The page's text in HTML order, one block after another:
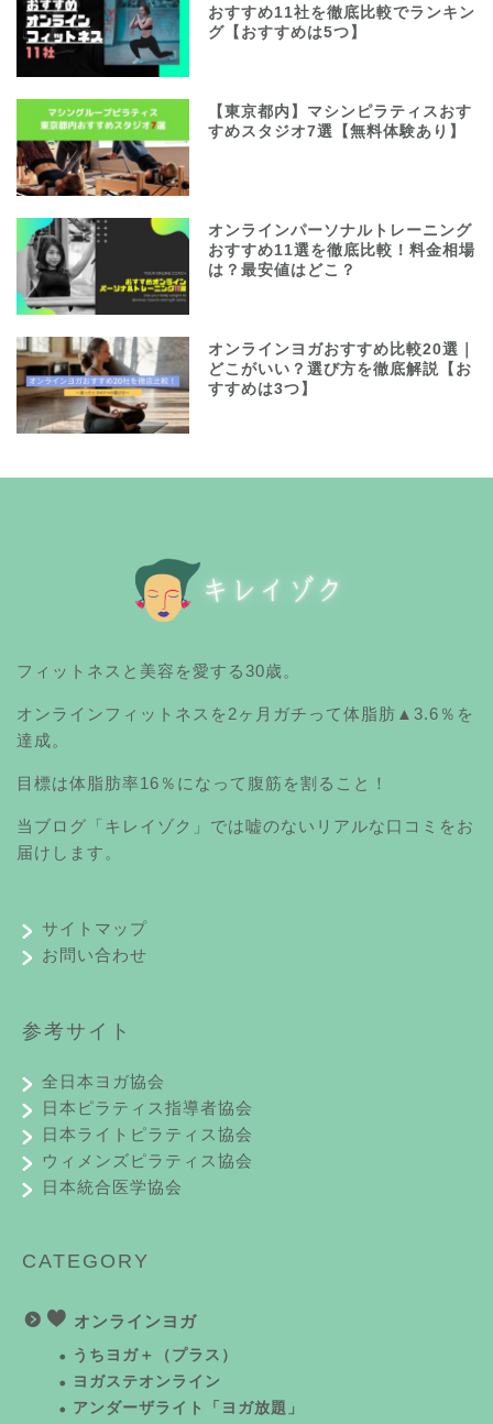
おすすめ11社を徹底比較でランキン
グ【おすすめは5つ】
【東京都内】マシンピラティスおす
すめスタジオ7選【無料体験あり】
オンラインパーソナルトレーニング
おすすめ11選を徹底比較！料金相場
は？最安値はどこ？
オンラインヨガおすすめ比較20選｜
どこがいい？選び方を徹底解説【お
すすめは3つ】
フィットネスと美容を愛する30歳。
オンラインフィットネスを2ヶ月ガチって体脂肪▲3.6％を
達成。
目標は体脂肪率16％になって腹筋を割ること！
当ブログ「キレイゾク」では嘘のないリアルな口コミをお
届けします。
サイトマップ
お問い合わせ
参考サイト
全日本ヨガ協会
日本ピラティス指導者協会
日本ライトピラティス協会
ウィメンズピラティス協会
日本統合医学協会
CATEGORY
オンラインヨガ
うちヨガ＋（プラス）
ヨガステオンライン
アンダーザライト「ヨガ放題」